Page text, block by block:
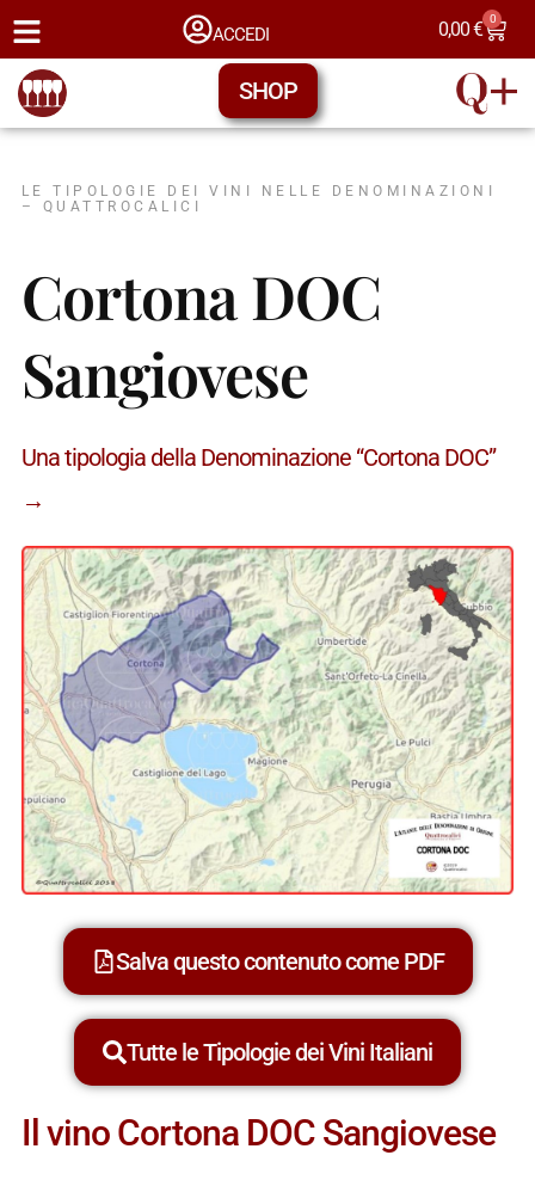
ACCEDI 0,00€ 0
SHOP
LE TIPOLOGIE DEI VINI NELLE DENOMINAZIONI
– QUATTROCALICI
Cortona DOC
Sangiovese
Una tipologia della Denominazione “Cortona DOC”
→
Salva questo contenuto come PDF
Tutte le Tipologie dei Vini Italiani
Il vino Cortona DOC Sangiovese